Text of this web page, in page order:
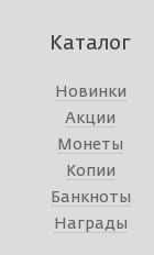
Каталог
Новинки
Акции
Монеты
Копии
Банкноты
Награды